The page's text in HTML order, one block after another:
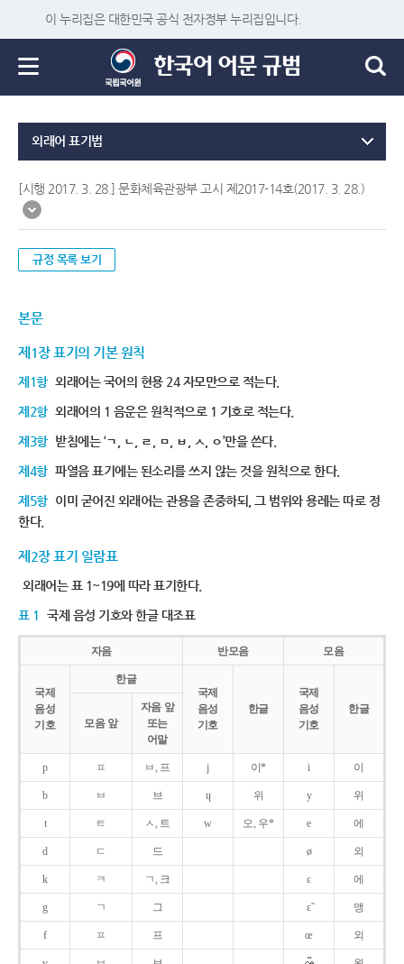
이 누리집은 대한민국 공식 전자정부 누리집입니다.
외래어 표기법
[시행 2017. 3. 28.] 문화체육관광부 고시 제2017-14호(2017. 3. 28.)
규정 목록 보기
본문
제1장 표기의 기본 원칙
제1항 외래어는 국어의 현용 24 자모만으로 적는다.
제2항 외래어의 1 음운은 원칙적으로 1 기호로 적는다.
제3항 받침에는 ‘ㄱ, ㄴ, ㄹ, ㅁ, ㅂ, ㅅ, ㅇ’만을 쓴다.
제4항 파열음 표기에는 된소리를 쓰지 않는 것을 원칙으로 한다.
제5항 이미 굳어진 외래어는 관용을 존중하되, 그 범위와 용례는 따로 정
한다.
제2장 표기 일람표
외래어는 표 1~19에 따라 표기한다.
표 1 국제 음성 기호와 한글 대조표
자음 반모음 모음
국제
음성
기호
한글
국제
음성
기호
한글
국제
음성
기호
한글
모음 앞
자음 앞
또는
어말
p ㅍ ㅂ, 프 j 이* i 이
b ㅂ 브 ɥ 위 y 위
t ㅌ ㅅ, 트 w 오, 우* e 에
d ㄷ 드 ø 외
k ㅋ ㄱ, 크 ɛ 에
g ㄱ 그 ɛ̃ 앵
f ㅍ 프 œ 외